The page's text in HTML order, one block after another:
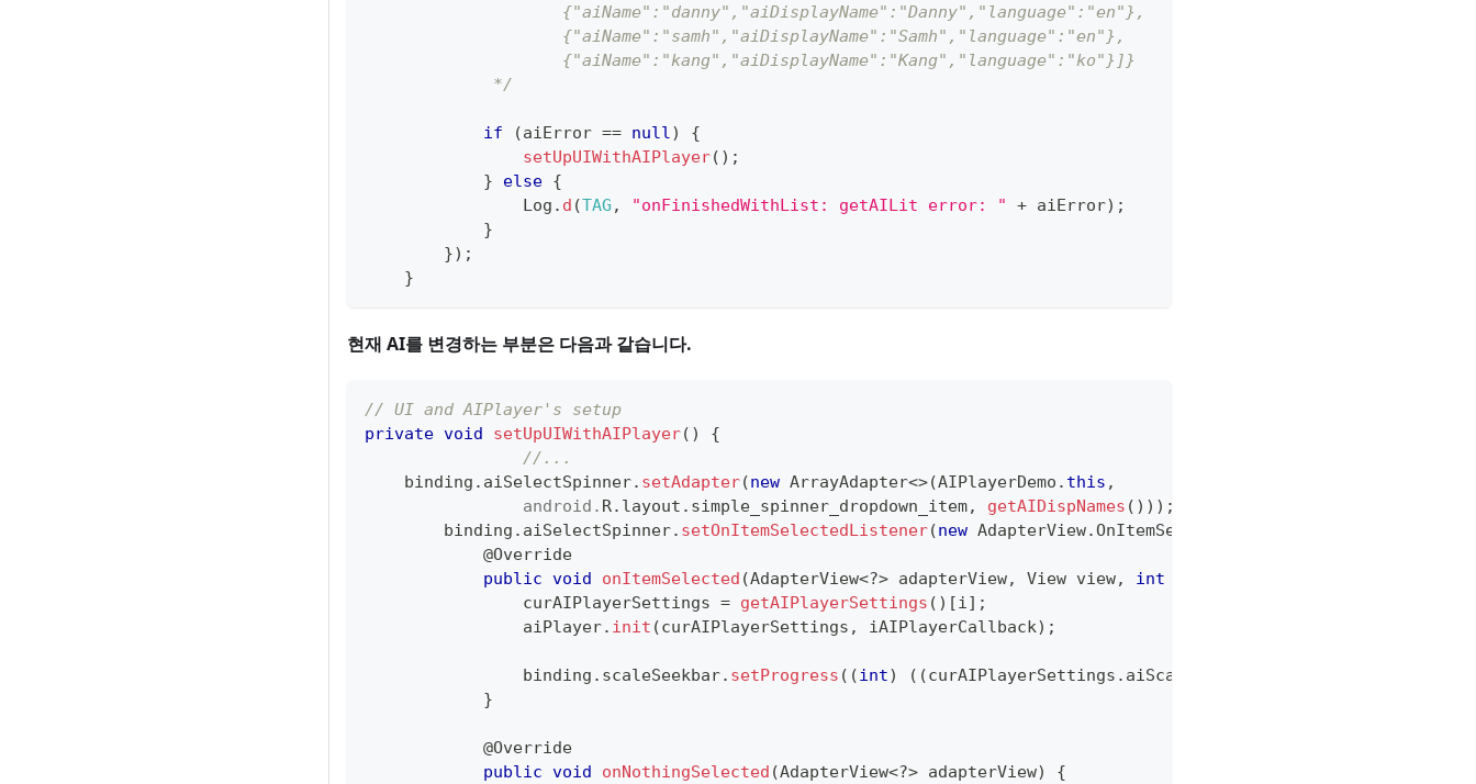
                    {"aiName":"danny","aiDisplayName":"Danny","language":"en"},
                    {"aiName":"samh","aiDisplayName":"Samh","language":"en"},
                    {"aiName":"kang","aiDisplayName":"Kang","language":"ko"}]}
             */
if (aiError == null)
{
setUpUIWithAIPlayer( ) ;
}
else {
Log . d (TAG , "onFinishedWithList: getAILit error: " + aiError) ;
}
}) ;
}
현재 AI를 변경하는 부분은 다음과 같습니다.
// UI and AIPlayer's setup
private void setUpUIWithAIPlayer( )
{
//...
    binding
. aiSelectSpinner. setAdapter(new ArrayAdapter<>(AIPlayerDemo . this ,
android . R. layout . simple_spinner_dropdown_item, getAIDispNames ( ) ) ) ;
        binding
. aiSelectSpinner. setOnItemSelectedListener(new AdapterView.OnItemSelectedListener
@Override
public void onItemSelected (AdapterView<?> adapterView, View view, int
                curAIPlayerSettings
= getAIPlayerSettings ( ) [i] ;
                aiPlayer
. init (curAIPlayerSettings , iAIPlayerCallback) ;
                binding
. scaleSeekbar. setProgress ( (int) ( (curAIPlayerSettings . aiScale
}
@Override
public void onNothingSelected (AdapterView<?> adapterView)
{